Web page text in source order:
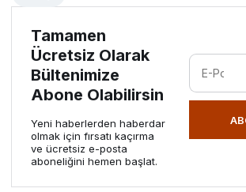
Tamamen
Ücretsiz Olarak
Bültenimize
Abone Olabilirsin
Yeni haberlerden haberdar
olmak için fırsatı kaçırma
ve ücretsiz e-posta
aboneliğini hemen başlat.